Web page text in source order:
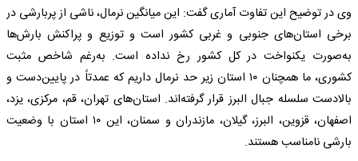
وی در توضیح این تفاوت آماری گفت: این میانگین نرمال، ناشی از پربارشی در
برخی استان‌های جنوبی و غربی کشور است و توزیع و پراکنش بارش‌ها
به‌صورت یکنواخت در کل کشور رخ نداده است. به‌رغم شاخص مثبت
کشوری، ما همچنان ۱۰ استان زیر حد نرمال داریم که عمدتاً در پایین‌دست و
بالادست سلسله جبال البرز قرار گرفته‌اند. استان‌های تهران، قم، مرکزی، یزد،
اصفهان، قزوین، البرز، گیلان، مازندران و سمنان، این ۱۰ استان با وضعیت
بارشی نامناسب هستند.